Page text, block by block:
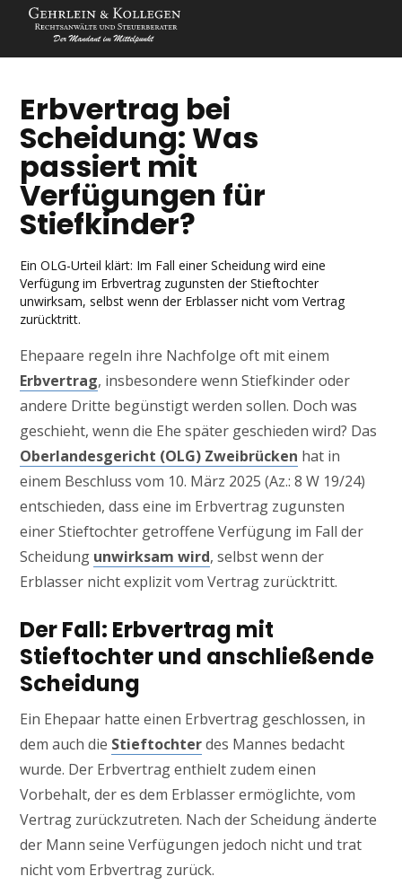
Erbvertrag bei
Scheidung: Was
passiert mit
Verfügungen für
Stiefkinder?
Ein OLG-Urteil klärt: Im Fall einer Scheidung wird eine
Verfügung im Erbvertrag zugunsten der Stieftochter
unwirksam, selbst wenn der Erblasser nicht vom Vertrag
zurücktritt.
Ehepaare regeln ihre Nachfolge oft mit einem
Erbvertrag, insbesondere wenn Stiefkinder oder
andere Dritte begünstigt werden sollen. Doch was
geschieht, wenn die Ehe später geschieden wird? Das
Oberlandesgericht (OLG) Zweibrücken hat in
einem Beschluss vom 10. März 2025 (Az.: 8 W 19/24)
entschieden, dass eine im Erbvertrag zugunsten
einer Stieftochter getroffene Verfügung im Fall der
Scheidung unwirksam wird, selbst wenn der
Erblasser nicht explizit vom Vertrag zurücktritt.
Der Fall: Erbvertrag mit
Stieftochter und anschließende
Scheidung
Ein Ehepaar hatte einen Erbvertrag geschlossen, in
dem auch die Stieftochterdes Mannes bedacht
wurde. Der Erbvertrag enthielt zudem einen
Vorbehalt, der es dem Erblasser ermöglichte, vom
Vertrag zurückzutreten. Nach der Scheidung änderte
der Mann seine Verfügungen jedoch nicht und trat
nicht vom Erbvertrag zurück.